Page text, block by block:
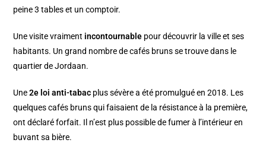
peine 3 tables et un comptoir.
Une visite vraiment incontournable pour découvrir la ville et ses
habitants. Un grand nombre de cafés bruns se trouve dans le
quartier de Jordaan.
Une2e loi anti-tabac plus sévère a été promulgué en 2018. Les
quelques cafés bruns qui faisaient de la résistance à la première,
ont déclaré forfait. Il n’est plus possible de fumer à l’intérieur en
buvant sa bière.